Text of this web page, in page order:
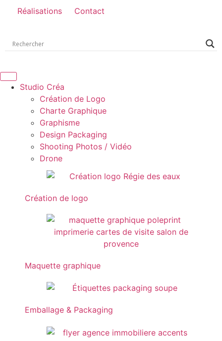
Réalisations Contact
Studio Créa
Création de Logo
Charte Graphique
Graphisme
Design Packaging
Shooting Photos / Vidéo
Drone
Création de logo
Maquette graphique
Emballage & Packaging